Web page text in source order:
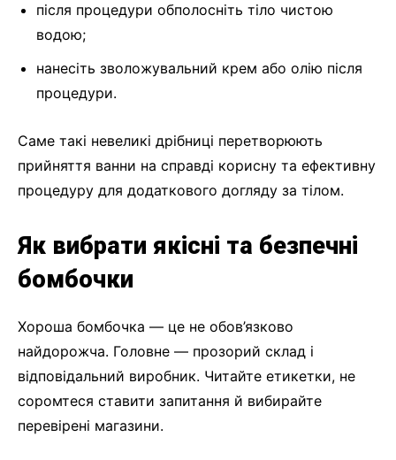
після процедури обполосніть тіло чистою
водою;
нанесіть зволожувальний крем або олію після
процедури.
Саме такі невеликі дрібниці перетворюють
прийняття ванни на справді корисну та ефективну
процедуру для додаткового догляду за тілом.
Як вибрати якісні та безпечні
бомбочки
Хороша бомбочка — це не обов’язково
найдорожча. Головне — прозорий склад і
відповідальний виробник. Читайте етикетки, не
соромтеся ставити запитання й вибирайте
перевірені магазини.